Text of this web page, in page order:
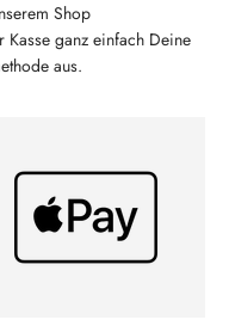
Shop
ganz einfach Deine
aus.